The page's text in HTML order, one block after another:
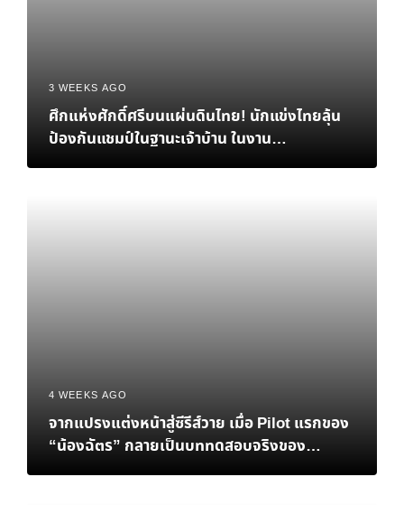
3 WEEKS AGO
ศึกแห่งศักดิ์ศรีบนแผ่นดินไทย! นักแข่งไทยลุ้น
ป้องกันแชมป์ในฐานะเจ้าบ้าน ในงาน
4 WEEKS AGO
จากแปรงแต่งหน้าสู่ซีรีส์วาย เมื่อ Pilot แรกของ
“น้องฉัตร” กลายเป็นบททดสอบจริงของ